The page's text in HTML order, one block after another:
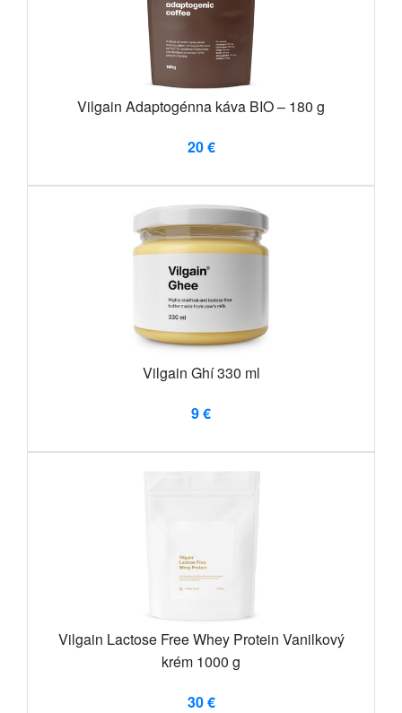
Vilgain Adaptogénna káva BIO – 180 g
20 €
Vilgain Ghí 330 ml
9 €
Vilgain Lactose Free Whey Protein Vanilkový
krém 1000 g
30 €